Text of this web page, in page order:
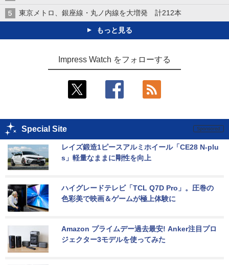
東京メトロ、銀座線・丸ノ内線を大増発 計212本
もっと見る
Impress Watch をフォローする
Special Site
レイズ鍛造1ピースアルミホイール「CE28 N-plu
s」軽量なままに剛性を向上
ハイグレードテレビ「TCL Q7D Pro」。圧巻の
色彩美で映画＆ゲームが極上体験に
Amazon プライムデー過去最安! Anker注目プロ
ジェクター3モデルを使ってみた